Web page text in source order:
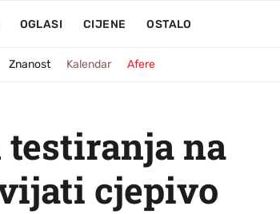
OGLASI CIJENE OSTALO
Znanost Kalendar Afere
na
cjepivo